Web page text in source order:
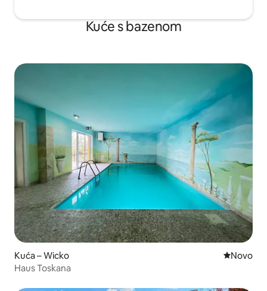
Kuće s bazenom
Kuća – Wicko Novi
Novo
Haus Toskana